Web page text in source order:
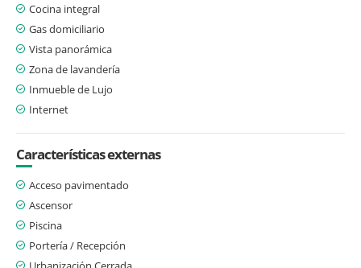
Cocina integral
Gas domiciliario
Vista panorámica
Zona de lavandería
Inmueble de Lujo
Internet
Características externas
Acceso pavimentado
Ascensor
Piscina
Portería / Recepción